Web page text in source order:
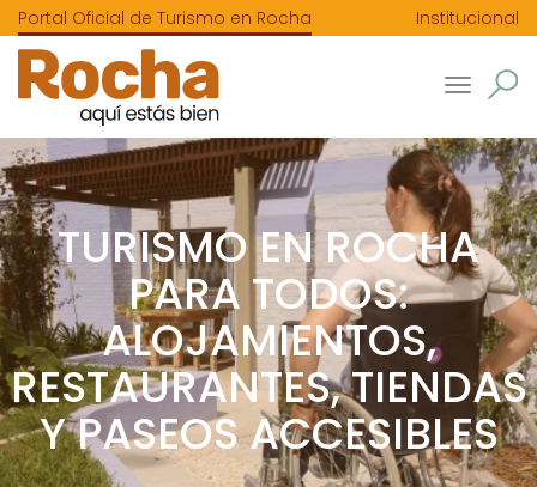
Portal Oficial de Turismo en Rocha Institucional
Toggle
TURISMO EN ROCHA
PARA TODOS:
ALOJAMIENTOS,
RESTAURANTES, TIENDAS
Y PASEOS ACCESIBLES